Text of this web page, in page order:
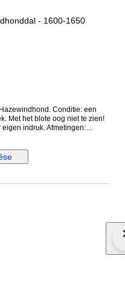
- 1600-1650
Conditie: een
Met het blote oog niet te zien!
indruk. Afmetingen: